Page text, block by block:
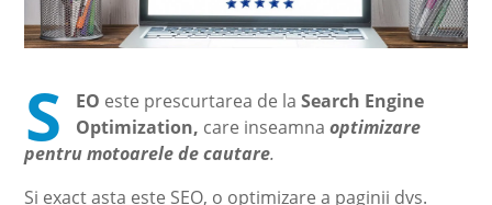
S EO este prescurtarea de laSearch Engine
Optimization, care inseamnaoptimizare
pentru motoarele de cautare.
Si exact asta este SEO, o optimizare a paginii dvs.